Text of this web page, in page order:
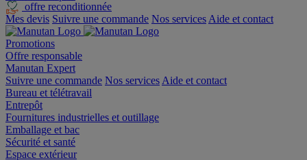
offre reconditionnée
Mes devis Suivre une commande Nos services Aide et contact
Promotions
Offre responsable
Manutan Expert
Suivre une commande Nos services Aide et contact
Bureau et télétravail
Entrepôt
Fournitures industrielles et outillage
Emballage et bac
Sécurité et santé
Espace extérieur